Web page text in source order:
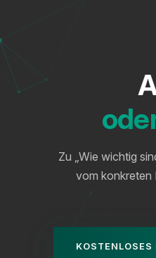
Zu „Wie wichtig
vom konkreten